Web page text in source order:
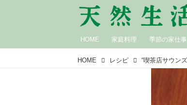
HOME 家庭料理 季節の家仕事
HOME レシピ